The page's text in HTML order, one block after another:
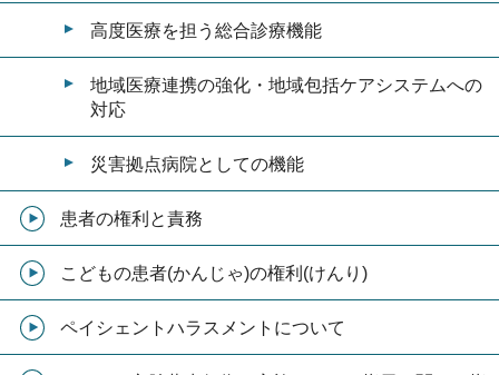
高度医療を担う総合診療機能
地域医療連携の強化・地域包括ケアシステムへの
対応
災害拠点病院としての機能
患者の権利と責務
こどもの患者(かんじゃ)の権利(けんり)
ペイシェントハラスメントについて